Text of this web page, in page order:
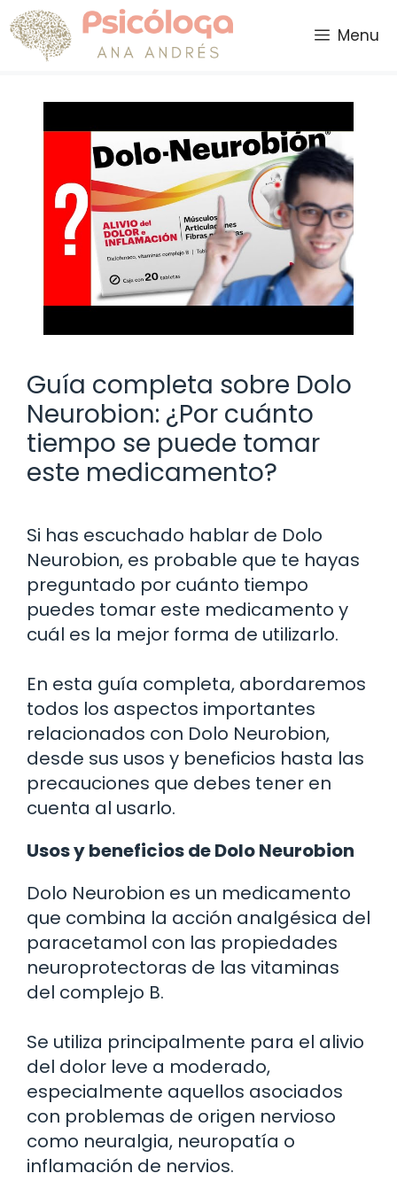
Saltar
al
contenido
Menu
Guía completa sobre Dolo
Neurobion: ¿Por cuánto
tiempo se puede tomar
este medicamento?
Si has escuchado hablar de Dolo
Neurobion, es probable que te hayas
preguntado por cuánto tiempo
puedes tomar este medicamento y
cuál es la mejor forma de utilizarlo.
En esta guía completa, abordaremos
todos los aspectos importantes
relacionados con Dolo Neurobion,
desde sus usos y beneficios hasta las
precauciones que debes tener en
cuenta al usarlo.
Usos y beneficios de Dolo Neurobion
Dolo Neurobion es un medicamento
que combina la acción analgésica del
paracetamol con las propiedades
neuroprotectoras de las vitaminas
del complejo B.
Se utiliza principalmente para el alivio
del dolor leve a moderado,
especialmente aquellos asociados
con problemas de origen nervioso
como neuralgia, neuropatía o
inflamación de nervios.